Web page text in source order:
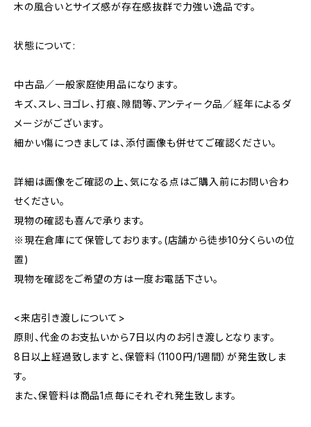
木の風合いとサイズ感が存在感抜群で力強い逸品です。
状態について:
中古品／一般家庭使用品になります。
キズ、スレ、ヨゴレ、打痕、隙間等、アンティーク品／経年によるダ
メージがございます。
細かい傷につきましては、添付画像も併せてご確認ください。
詳細は画像をご確認の上、気になる点はご購入前にお問い合わ
せください。
現物の確認も喜んで承ります。
※現在倉庫にて保管しております。(店舗から徒歩10分くらいの位
置)
現物を確認をご希望の方は一度お電話下さい。
<来店引き渡しについて>
原則、代金のお支払いから7日以内のお引き渡しとなります。
8日以上経過致しますと、保管料（1100円/1週間）が発生致しま
す。
また、保管料は商品1点毎にそれぞれ発生致します。